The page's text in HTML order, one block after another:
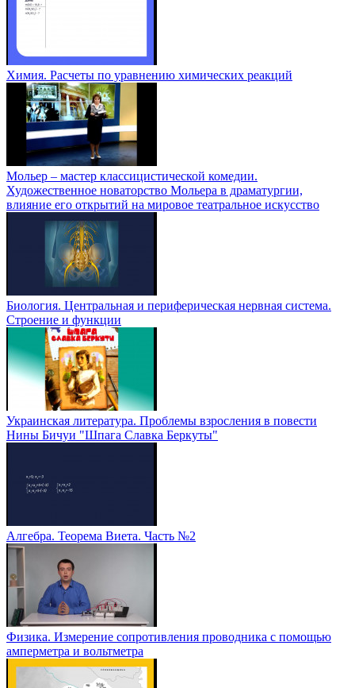
Химия. Расчеты по уравнению химических реакций
Мольер – мастер классицистической комедии.
Художественное новаторство Мольера в драматургии,
влияние его открытий на мировое театральное искусство
Биология. Центральная и периферическая нервная система.
Строение и функции
Украинская литература. Проблемы взросления в повести
Нины Бичуи "Шпага Славка Беркуты"
Алгебра. Теорема Виета. Часть №2
Физика. Измерение сопротивления проводника с помощью
амперметра и вольтметра